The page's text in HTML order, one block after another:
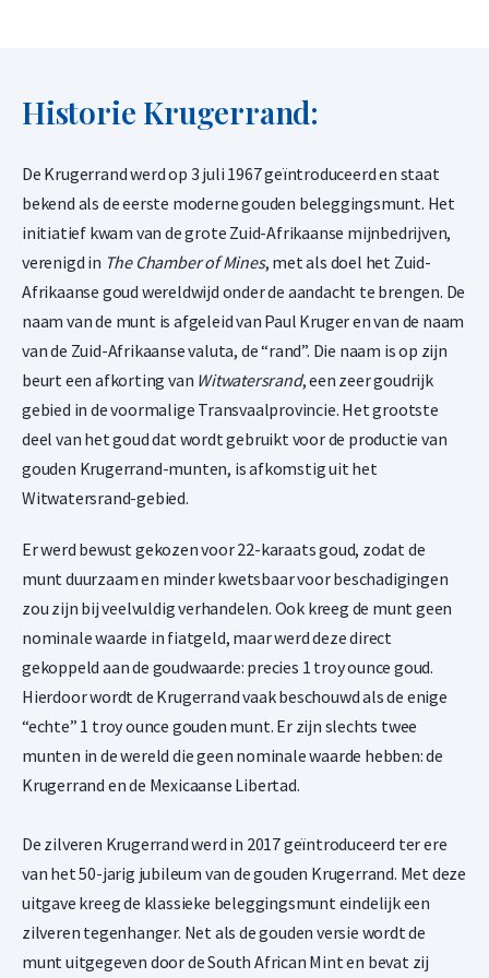
99,9% puur zilver – 1 troy ounce (31,1 gram)
Levering en verpakking
Verzekerde verzending of afhalen op afspraak in Alkmaar,
Rotterdam of Breda
Per stuk verpakt in een kunststof munthoesje
Per 25 stuks verpakt in een officiële tube van de South African
Mint
Per 500 stuks verpakt in een Monsterbox
Veilige en verzekerde opslag mogelijk viaHolland Gold Safe
Ontwerp
De zilveren Krugerrand werd voor het eerst geslagen in 2017
door de South African Mint, exact 50 jaar na de introductie van
de gouden variant in 1967. De munt bevat 31,1 gram (1 troy
ounce) 99,9% puur zilver.
Op de voorzijde staat het portret van Paul Kruger, de Zuid-
Afrikaanse staatsman die een belangrijke rol speelde tijdens
de Boerenoorlogen tegen de Britten. Door de Afrikaners werd
hij liefkozend "Oom Paul" genoemd. Het opschrift boven zijn
in het Afrikaans. Op de achterzijde staat de Zuid-Afrikaanse
springbok, het nationale symbool van Zuid-Afrika, samen
met het jaartal en het gewicht: 1 troy ounce fynsilwer/fine
silver. De munt heeft een gekartelde rand. Het portret van
Paul Kruger is ontworpen door Otto Schulz en de keerzijde
Historie Krugerrand:
De Krugerrand werd op 3 juli 1967 geïntroduceerd en staat
bekend als de eerste moderne gouden beleggingsmunt. Het
initiatief kwam van de grote Zuid-Afrikaanse mijnbedrijven,
verenigd in The Chamber of Mines, met als doel het Zuid-
Afrikaanse goud wereldwijd onder de aandacht te brengen. De
naam van de munt is afgeleid van Paul Kruger en van de naam
van de Zuid-Afrikaanse valuta, de “rand”. Die naam is op zijn
beurt een afkorting van Witwatersrand, een zeer goudrijk
gebied in de voormalige Transvaalprovincie. Het grootste
deel van het goud dat wordt gebruikt voor de productie van
gouden Krugerrand-munten, is afkomstig uit het
Witwatersrand-gebied.
Er werd bewust gekozen voor 22-karaats goud, zodat de
munt duurzaam en minder kwetsbaar voor beschadigingen
zou zijn bij veelvuldig verhandelen. Ook kreeg de munt geen
nominale waarde in fiatgeld, maar werd deze direct
gekoppeld aan de goudwaarde: precies 1 troy ounce goud.
Hierdoor wordt de Krugerrand vaak beschouwd als de enige
“echte” 1 troy ounce gouden munt. Er zijn slechts twee
munten in de wereld die geen nominale waarde hebben: de
Krugerrand en de Mexicaanse Libertad.
De zilveren Krugerrand werd in 2017 geïntroduceerd ter ere
van het 50-jarig jubileum van de gouden Krugerrand. Met deze
uitgave kreeg de klassieke beleggingsmunt eindelijk een
zilveren tegenhanger. Net als de gouden versie wordt de
munt uitgegeven door de South African Mint en bevat zij